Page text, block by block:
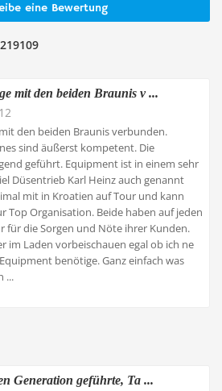
eine Bewertung
mit den beiden Braunis v ...
den beiden Braunis verbunden.
sind äußerst kompetent. Die
geführt. Equipment ist in einem sehr
Düsentrieb Karl Heinz auch genannt
mit in Kroatien auf Tour und kann
Top Organisation. Beide haben auf jeden
für die Sorgen und Nöte ihrer Kunden.
im Laden vorbeischauen egal ob ich ne
benötige. Ganz einfach was
...
Generation geführte, Ta ...